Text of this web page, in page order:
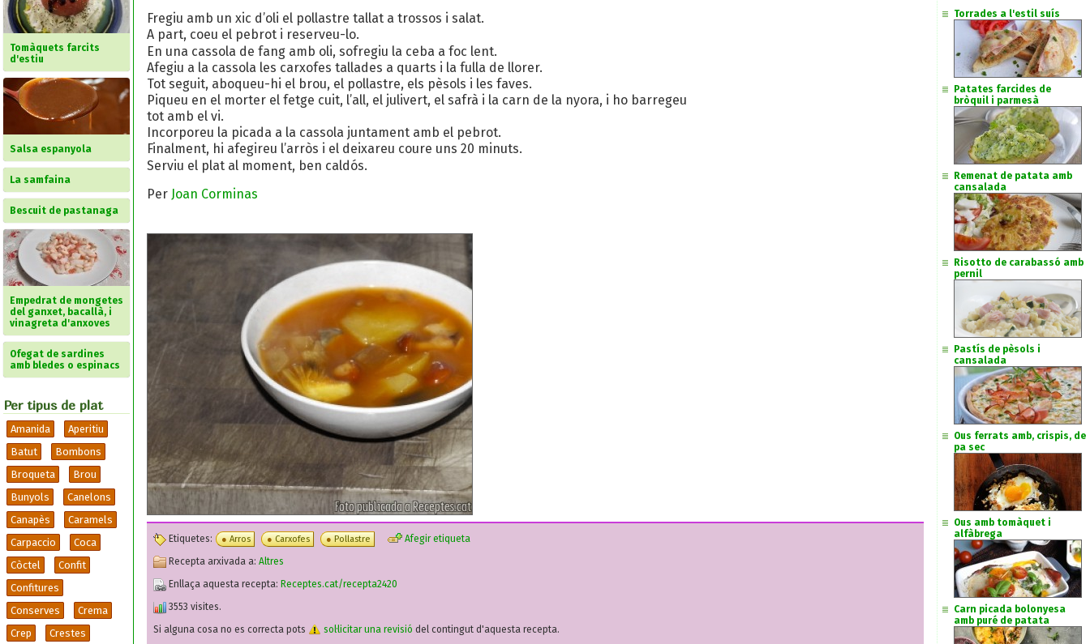
Tomàquets farcits
d'estiu
Salsa espanyola
La samfaina
Bescuit de pastanaga
Empedrat de mongetes
del ganxet, bacallà, i
vinagreta d'anxoves
Ofegat de sardines
amb bledes o espinacs
Per tipus de plat
Amanida
Aperitiu
Batut
Bombons
Broqueta
Brou
Bunyols
Canelons
Canapès
Caramels
Carpaccio
Coca
Còctel
Confit
Confitures
Conserves
Crema
Crep
Crestes
Fregiu amb un xic d’oli el pollastre tallat a trossos i salat.
A part, coeu el pebrot i reserveu-lo.
En una cassola de fang amb oli, sofregiu la ceba a foc lent.
Afegiu a la cassola les carxofes tallades a quarts i la fulla de llorer.
Tot seguit, aboqueu-hi el brou, el pollastre, els pèsols i les faves.
Piqueu en el morter el fetge cuit, l’all, el julivert, el safrà i la carn de la nyora, i ho barregeu
tot amb el vi.
Incorporeu la picada a la cassola juntament amb el pebrot.
Finalment, hi afegireu l’arròs i el deixareu coure uns 20 minuts.
Serviu el plat al moment, ben caldós.
Per Joan Corminas
Etiquetes: Arros Carxofes Pollastre
Afegir etiqueta
Recepta arxivada a: Altres
Enllaça aquesta recepta: Receptes.cat/recepta2420
3553 visites.
Si alguna cosa no es correcta pots
sol·licitar una revisió del contingut d'aquesta recepta.
Torrades a l'estil suís
Patates farcides de
bròquil i parmesà
Remenat de patata amb
cansalada
Risotto de carabassó amb
pernil
Pastís de pèsols i
cansalada
Ous ferrats amb, crispis, de
pa sec
Ous amb tomàquet i
alfàbrega
Carn picada bolonyesa
amb puré de patata